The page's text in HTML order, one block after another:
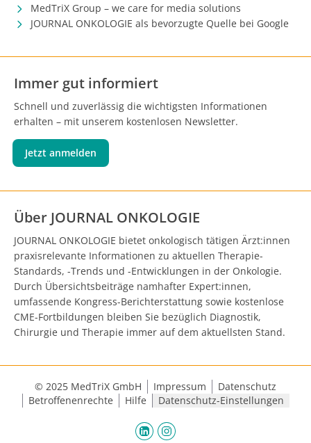
MedTriX Group – we care for media solutions
JOURNAL ONKOLOGIE als bevorzugte Quelle bei Google
Immer gut informiert
Schnell und zuverlässig die wichtigsten Informationen
erhalten – mit unserem kostenlosen Newsletter.
Jetzt anmelden
Über JOURNAL ONKOLOGIE
JOURNAL ONKOLOGIE bietet onkologisch tätigen Ärzt:innen
praxisrelevante Informationen zu aktuellen Therapie-
Standards, -Trends und -Entwicklungen in der Onkologie.
Durch Übersichtsbeiträge namhafter Expert:innen,
umfassende Kongress-Berichterstattung sowie kostenlose
CME-Fortbildungen bleiben Sie bezüglich Diagnostik,
Chirurgie und Therapie immer auf dem aktuellsten Stand.
© 2025 MedTriX GmbH Impressum
Datenschutz
Betroffenenrechte
Hilfe Datenschutz-Einstellungen